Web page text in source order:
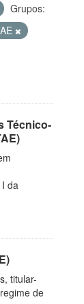
Grupos:
Técnico-
I da
titular-
de